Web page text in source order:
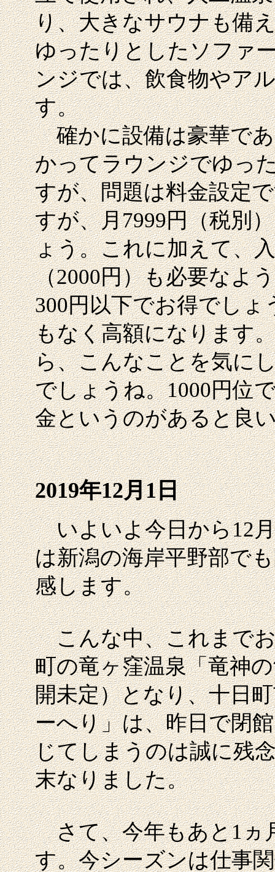
り、大きなサウナも備
ゆったりとしたソファ
ンジでは、飲食物やア
す。
確かに設備は豪華であ
かってラウンジでゆっ
すが、問題は料金設定
すが、月7999円（税別
ょう。これに加えて、
（2000円）も必要なよ
300円以下でお得でし
もなく高額になります
ら、こんなことを気に
でしょうね。1000円位
金というのがあると良
2019年12月1日
いよいよ今日から12月
は新潟の海岸平野部で
感します。
こんな中、これまでお
町の竜ヶ窪温泉「竜神
開未定）となり、十日
ーへり」は、昨日で閉
じてしまうのは誠に残
末なりました。
さて、今年もあと1ヵ
す。今シーズンは仕事